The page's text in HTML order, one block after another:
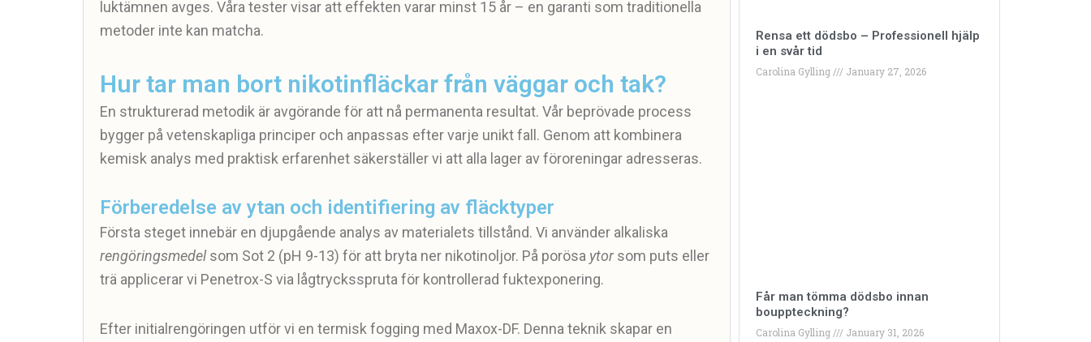
luktämnen avges. Våra tester visar att effekten varar minst 15 år – en garanti som traditionella
metoder inte kan matcha.
Hur tar man bort nikotinfläckar från väggar och tak?
En strukturerad metodik är avgörande för att nå permanenta resultat. Vår beprövade process
bygger på vetenskapliga principer och anpassas efter varje unikt fall. Genom att kombinera
kemisk analys med praktisk erfarenhet säkerställer vi att alla lager av föroreningar adresseras.
Förberedelse av ytan och identifiering av fläcktyper
Första steget innebär en djupgående analys av materialets tillstånd. Vi använder alkaliska
rengöringsmedelsom Sot 2 (pH 9-13) för att bryta ner nikotinoljor. På porösa ytorsom puts eller
trä applicerar vi Penetrox-S via lågtrycksspruta för kontrollerad fuktexponering.
Efter initialrengöringen utför vi en termisk fogging med Maxox-DF. Denna teknik skapar en
Rensa ett dödsbo – Professionell hjälp
i en svår tid
Carolina Gylling January 27, 2026
Får man tömma dödsbo innan
bouppteckning?
Carolina Gylling January 31, 2026